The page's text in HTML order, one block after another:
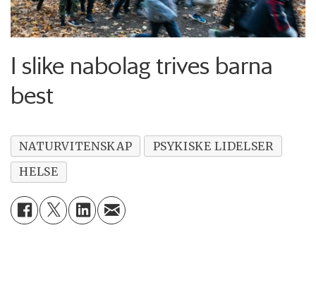
I slike nabolag trives barna
best
NATURVITENSKAP
PSYKISKE LIDELSER
HELSE